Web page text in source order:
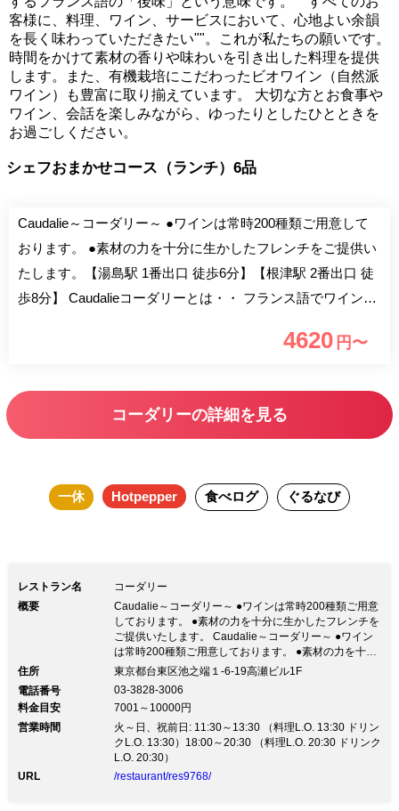
客様に、料理、ワイン、サービスにおいて、心地よい余韻
を長く味わっていただきたい""。これが私たちの願いです。
時間をかけて素材の香りや味わいを引き出した料理を提供
します。また、有機栽培にこだわったビオワイン（自然派
ワイン）も豊富に取り揃えています。 大切な方とお食事や
ワイン、会話を楽しみながら、ゆったりとしたひとときを
お過ごしください。
シェフおまかせコース（ランチ）6品
Caudalie～コーダリー～ ●ワインは常時200種類ご用意して
おります。 ●素材の力を十分に生かしたフレンチをご提供い
たします。【湯島駅 1番出口 徒歩6分】【根津駅 2番出口 徒
歩8分】 Caudalieコーダリーとは・・ フランス語でワインを
様に気持ちのよい余韻を少しでも長く楽しんでいただきたい
理は素材の持つ香りや味を生かし、 時間と手間をかけて十
分引き出した軽やかな味わいです。 ワインはそれをより一
ぜひお気軽にお問い合わせ下さい。
4620 円〜
コーダリーの詳細を見る
一休 Hotpepper 食べログ ぐるなび
レストラン名
コーダリー
概要
Caudalie～コーダリー～ ●ワインは常時200種類ご用意
しております。 ●素材の力を十分に生かしたフレンチを
ご提供いたします。 Caudalie～コーダリー～ ●ワイン
は常時200種類ご用意しております。 ●素材の力を十分
に生かしたフレンチをご提供いたします。【湯島駅 1番
ーダリーとは・・ フランス語でワインを表現する際に
用いる、「余韻」を意味する。 すべてのお客様に気持
ちのよい余韻を少しでも長く楽しんでいただきたい と
いう願いで2007年に上野にCaudalieを開店しました。
お料理は素材の持つ香りや味を生かし、 時間と手間を
かけて十分引き出した軽やかな味わいです。 ワインは
住所
東京都台東区池之端１-6-19高瀬ビル1F
電話番号
03-3828-3006
料金目安
7001～10000円
営業時間
火～日、祝前日: 11:30～13:30 （料理L.O. 13:30 ドリン
クL.O. 13:30）18:00～20:30 （料理L.O. 20:30 ドリンク
L.O. 20:30）
URL
/restaurant/res9768/